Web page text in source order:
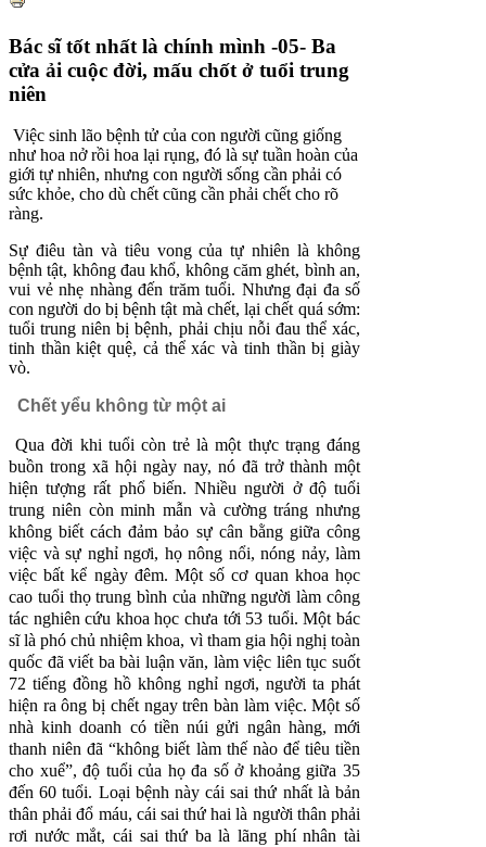
Bác sĩ tốt nhất là chính mình -05- Ba
cửa ải cuộc đời, mấu chốt ở tuổi trung
niên
Việc sinh lão bệnh tử của con người cũng giống
như hoa nở rồi hoa lại rụng, đó là sự tuần hoàn của
giới tự nhiên, nhưng con người sống cần phải có
sức khỏe, cho dù chết cũng cần phải chết cho rõ
ràng.
Sự điêu tàn và tiêu vong của tự nhiên là không
bệnh tật, không đau khổ, không căm ghét, bình an,
vui vẻ nhẹ nhàng đến trăm tuổi. Nhưng đại đa số
con người do bị bệnh tật mà chết, lại chết quá sớm:
tuổi trung niên bị bệnh, phải chịu nỗi đau thể xác,
tinh thần kiệt quệ, cả thể xác và tinh thần bị giày
vò.
Chết yểu không từ một ai
Qua đời khi tuổi còn trẻ là một thực trạng đáng
buồn trong xã hội ngày nay, nó đã trở thành một
hiện tượng rất phổ biến. Nhiều người ở độ tuổi
trung niên còn minh mẫn và cường tráng nhưng
không biết cách đảm bảo sự cân bằng giữa công
việc và sự nghỉ ngơi, họ nông nổi, nóng nảy, làm
việc bất kể ngày đêm. Một số cơ quan khoa học
cao tuổi thọ trung bình của những người làm công
tác nghiên cứu khoa học chưa tới 53 tuổi. Một bác
sĩ là phó chủ nhiệmkhoa, vì tham gia hội nghị toàn
quốc đã viết ba bài luận văn, làm việc liên tục suốt
72 tiếng đồng hồ không nghỉ ngơi, người ta phát
hiện ra ông bị chết ngay trên bàn làm việc. Một số
nhà kinh doanh có tiền núi gửi ngân hàng, mới
thanh niên đã “không biết làm thế nào để tiêu tiền
cho xuể”, độ tuổi của họ đa số ở khoảng giữa 35
đến 60 tuổi. Loại bệnh này cái sai thứ nhất là bản
thân phải đổ máu, cái sai thứ hai là người thân phải
rơi nước mắt, cái sai thứ ba là lãng phí nhân tài